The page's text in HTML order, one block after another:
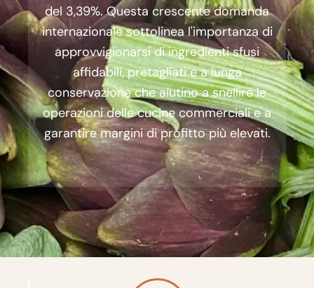
del 3,39%. Questa crescente domanda
internazionale sottolinea l'importanza di
approvvigionarsi di ingredienti sfusi
affidabili, pretagliati e a lunga
conservazione che aiutino a snellire le
operazioni delle cucine commerciali e a
garantire margini di profitto più elevati.